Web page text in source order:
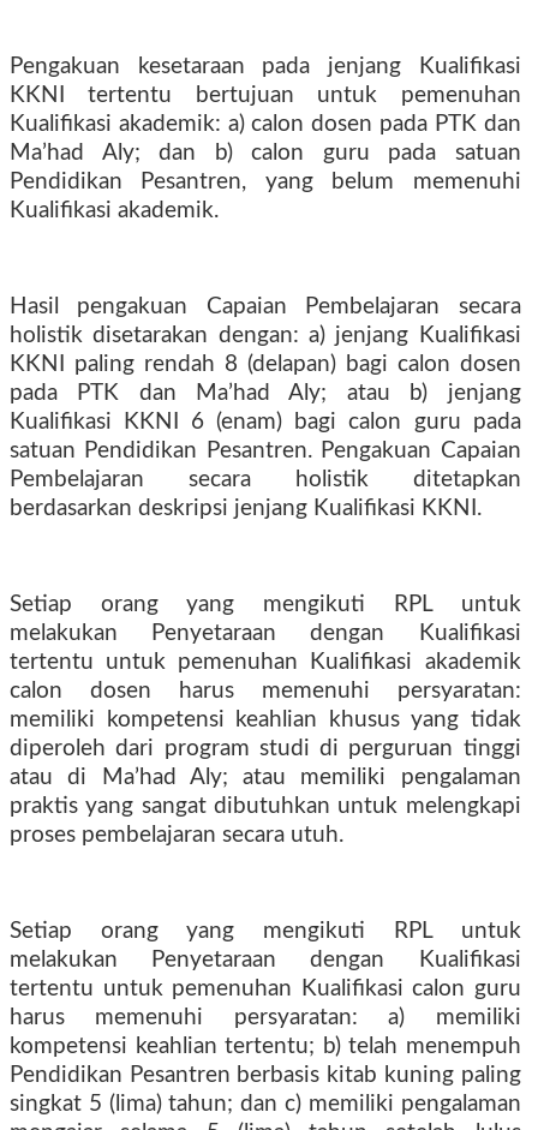
Pengakuan kesetaraan pada jenjang Kualifikasi
KKNI tertentu bertujuan untuk pemenuhan
Kualifikasi akademik: a) calon dosen pada PTK dan
Ma’had Aly; dan b) calon guru pada satuan
Pendidikan Pesantren, yang belum memenuhi
Kualifikasi akademik.
Hasil pengakuan Capaian Pembelajaran secara
holistik disetarakan dengan: a) jenjang Kualifikasi
KKNI paling rendah 8 (delapan) bagi calon dosen
pada PTK dan Ma’had Aly; atau b) jenjang
Kualifikasi KKNI 6 (enam) bagi calon guru pada
satuan Pendidikan Pesantren. Pengakuan Capaian
Pembelajaran secara holistik ditetapkan
berdasarkan deskripsi jenjang Kualifikasi KKNI.
Setiap orang yang mengikuti RPL untuk
melakukan Penyetaraan dengan Kualifikasi
tertentu untuk pemenuhan Kualifikasi akademik
calon dosen harus memenuhi persyaratan:
memiliki kompetensi keahlian khusus yang tidak
diperoleh dari program studi di perguruan tinggi
atau di Ma’had Aly; atau memiliki pengalaman
praktis yang sangat dibutuhkan untuk melengkapi
proses pembelajaran secara utuh.
Setiap orang yang mengikuti RPL untuk
melakukan Penyetaraan dengan Kualifikasi
tertentu untuk pemenuhan Kualifikasi calon guru
harus memenuhi persyaratan: a) memiliki
kompetensi keahlian tertentu; b) telah menempuh
Pendidikan Pesantren berbasis kitab kuning paling
singkat 5 (lima) tahun; dan c) memiliki pengalaman